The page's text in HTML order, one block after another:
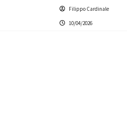
Filippo Cardinale
10/04/2026